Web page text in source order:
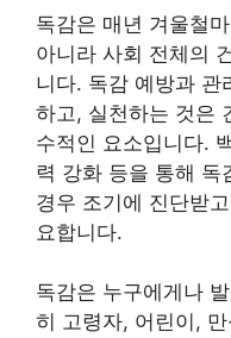
독감은 매년 겨울철
아니라 사회 전체의
니다. 독감 예방과 관
하고, 실천하는 것은
수적인 요소입니다.
력 강화 등을 통해 독
경우 조기에 진단받
요합니다.
독감은 누구에게나
히 고령자, 어린이,